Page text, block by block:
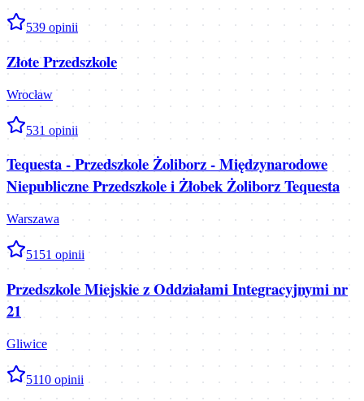
539 opinii
Złote Przedszkole
Wrocław
531 opinii
Tequesta - Przedszkole Żoliborz - Międzynarodowe
Niepubliczne Przedszkole i Żłobek Żoliborz Tequesta
Warszawa
5151 opinii
Przedszkole Miejskie z Oddziałami Integracyjnymi nr
21
Gliwice
5110 opinii